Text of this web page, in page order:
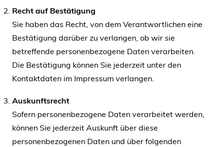
Recht auf Bestätigung
Sie haben das Recht, von dem Verantwortlichen eine
Bestätigung darüber zu verlangen, ob wir sie
betreffende personenbezogene Daten verarbeiten.
Die Bestätigung können Sie jederzeit unter den
Kontaktdaten im Impressum verlangen.
Auskunftsrecht
Sofern personenbezogene Daten verarbeitet werden,
können Sie jederzeit Auskunft über diese
personenbezogenen Daten und über folgenden